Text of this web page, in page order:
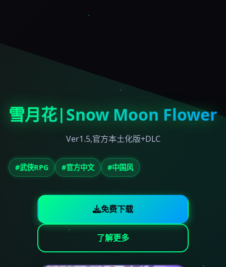
雪月花|Snow Moon Flower
Ver1.5,官方本土化版+DLC
#武侠RPG #官方中文 #中国风
免费下载
了解更多